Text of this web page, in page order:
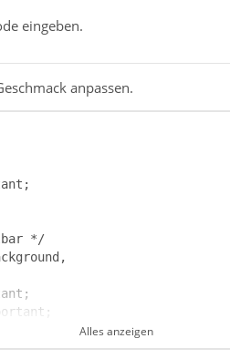
eingeben.
anpassen.
/* Nicht selektierter Tab und Mailbar */
Alles anzeigen